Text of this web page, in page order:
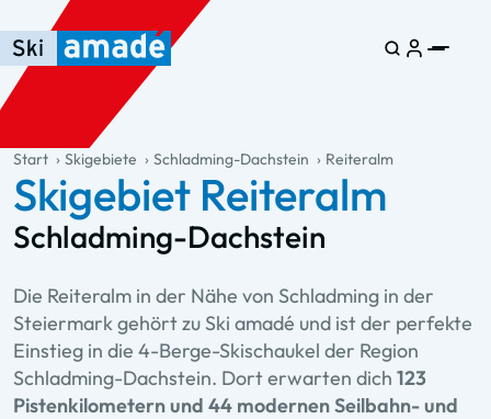
Zum Haupt-Inhalt springen
Springe zur Tabelle
Zur Haupt-Navigation springen
general.table-of-content
Start Skigebiete Schladming-Dachstein Reiteralm
Skigebiet Reiteralm
Schladming-Dachstein
Die Reiteralm in der Nähe von Schladming in der
Steiermark gehört zu Ski amadé und ist der perfekte
Einstieg in die 4-Berge-Skischaukel der Region
Schladming-Dachstein. Dort erwarten dich 123
Pistenkilometern und 44 modernen Seilbahn- und